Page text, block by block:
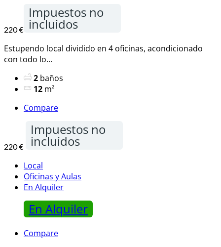
220 €
Impuestos no
incluidos
Estupendo local dividido en 4 oficinas, acondicionado
con todo lo...
2 baños
12 m²
Compare
220 €
Impuestos no
incluidos
Local
Oficinas y Aulas
En Alquiler
En Alquiler
Compare